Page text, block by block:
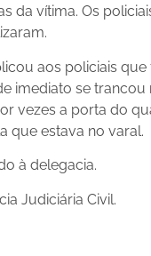
da vítima. Os
aos policiais
imediato se
vezes a porta do
que estava no varal.
à delegacia.
Judiciária Civil.